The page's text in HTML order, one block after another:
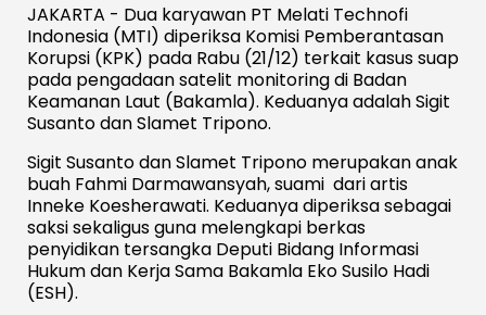
JAKARTA - Dua karyawan PT Melati Technofi
Indonesia (MTI) diperiksa Komisi Pemberantasan
Korupsi (KPK) pada Rabu (21/12) terkait kasus suap
pada pengadaan satelit monitoring di Badan
Keamanan Laut (Bakamla). Keduanya adalah Sigit
Susanto dan Slamet Tripono.
Sigit Susanto dan Slamet Tripono merupakan anak
buah Fahmi Darmawansyah, suami dari artis
Inneke Koesherawati. Keduanya diperiksa sebagai
saksi sekaligus guna melengkapi berkas
penyidikan tersangka Deputi Bidang Informasi
Hukum dan Kerja Sama Bakamla Eko Susilo Hadi
(ESH).